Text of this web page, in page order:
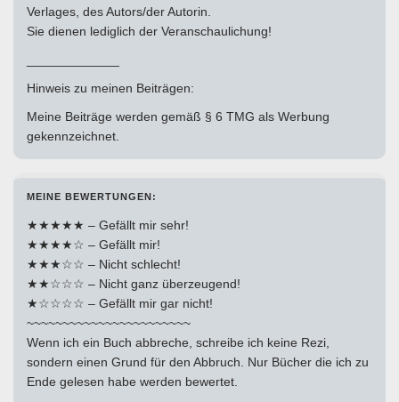
Verlages, des Autors/der Autorin.
Sie dienen lediglich der Veranschaulichung!
Hinweis zu meinen Beiträgen:
Meine Beiträge werden gemäß § 6 TMG als Werbung
gekennzeichnet.
MEINE BEWERTUNGEN:
★★★★★ – Gefällt mir sehr!
★★★★☆ – Gefällt mir!
★★★☆☆ – Nicht schlecht!
★★☆☆☆ – Nicht ganz überzeugend!
★☆☆☆☆ – Gefällt mir gar nicht!
~~~~~~~~~~~~~~~~~~~~~~~
Wenn ich ein Buch abbreche, schreibe ich keine Rezi,
sondern einen Grund für den Abbruch. Nur Bücher die ich zu
Ende gelesen habe werden bewertet.